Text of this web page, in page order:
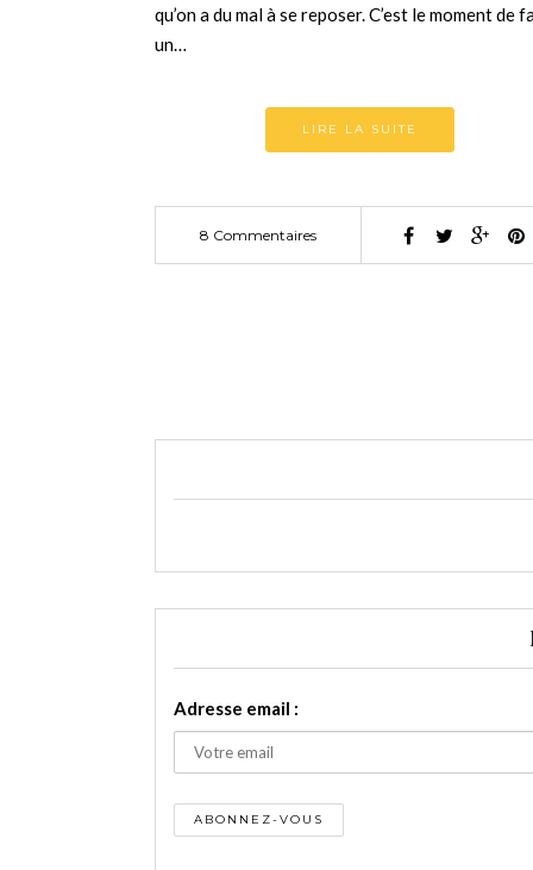
qu’on a du mal à se reposer. C’est le moment de
un…
LIRE LA SUITE
8 Commentaires
Adresse email :